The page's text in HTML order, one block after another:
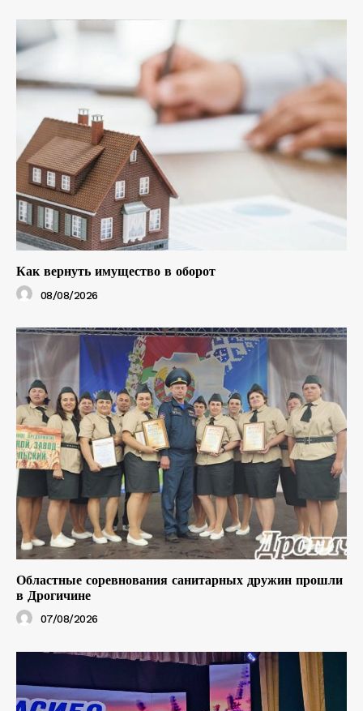
Как вернуть имущество в оборот
08/08/2026
Областные соревнования санитарных дружин прошли
в Дрогичине
07/08/2026